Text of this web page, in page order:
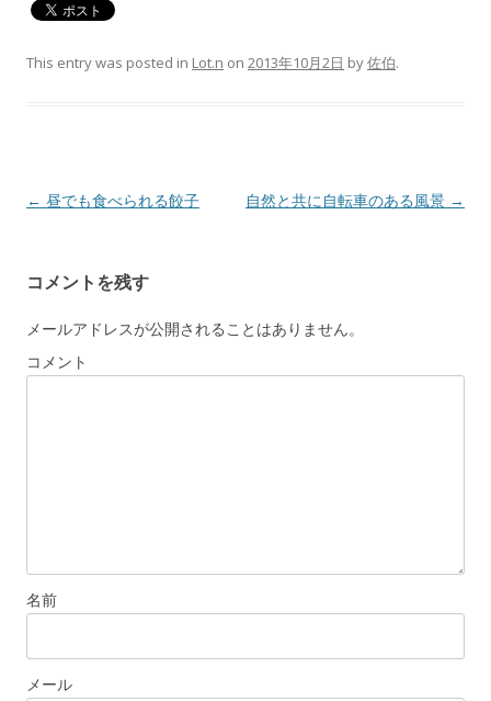
This entry was posted in Lot.n on 2013年10月2日 by佐伯.
Post navigation
← 昼でも食べられる餃子 自然と共に自転車のある風景 →
コメントを残す
メールアドレスが公開されることはありません。
コメント
名前
メール